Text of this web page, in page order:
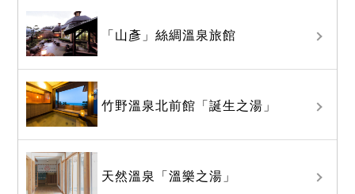
「山彥」絲綢溫泉旅館
竹野溫泉北前館「誕生之湯」
天然溫泉「溫樂之湯」